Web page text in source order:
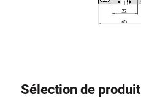
Sélection de produit